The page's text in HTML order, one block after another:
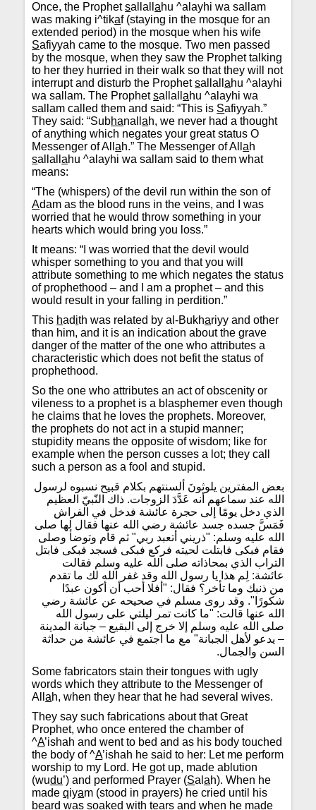
Once, the Prophetsallallahu ^alayhi wa sallam
was making i^tikaf (staying in the mosque for an
extended period) in the mosque when his wife
Safiyyah came to the mosque. Two men passed
by the mosque, when they saw the Prophet talking
to her they hurried in their walk so that they will not
interrupt and disturb the Prophetsallallahu ^alayhi
wa sallam. The Prophetsallallahu ^alayhi wa
sallam called them and said: “This is Safiyyah.”
They said: “Subhanallah, we never had a thought
of anything which negates your great status O
Messenger of Allah.” The Messenger of Allah
sallallahu ^alayhi wa sallam said to them what
means:
“The (whispers) of the devil run within the son of
Adam as the blood runs in the veins, and I was
worried that he would throw something in your
hearts which would bring you loss.”
It means: “I was worried that the devil would
whisper something to you and that you will
attribute something to me which negates the status
of prophethood – and I am a prophet – and this
would result in your falling in perdition.”
This hadith was related by al-Bukhariyy and other
than him, and it is an indication about the grave
danger of the matter of the one who attributes a
characteristic which does not befit the status of
prophethood.
So the one who attributes an act of obscenity or
vileness to a prophet is a blasphemer even though
he claims that he loves the prophets. Moreover,
the prophets do not act in a stupid manner;
stupidity means the opposite of wisdom; like for
example when the person cusses a lot; they call
such a person as a fool and stupid.
بعض المفترين يلوثونَ ألسنتهم بكلام قبيح نسبوه لرسول
الله عند سماعهم أنه عَدَّدَ الزوجات. ذاك النّبيّ العظيم
الذي دخل يومًا إلى حجرة عائشة فدخل في الفراش
فَمَسَّ جسده جسد عائشة رضي الله عنها فقال لها صلى
الله عليه وسلم: "ذريني أتعبد ربي" ثم قام وتوضأ وصلى
فقام فبكى فابتلت لحيته فركع فبكى فسجد فبكى فابتل
التراب الذي بمحاذاته صلى الله عليه وسلم فقالت
عائشة: لِم هذا يا رسول الله وقد غفر الله لك ما تقدم
من ذنبك وما تأخر؟ فقال: "أفلا أحب أن أكون عبدًا
شكورًا". وقد روى مسلم في صحيحه عن عائشة رضي
الله عنها قالت: "ما كانت تمر ليلتي على رسول الله
صلى الله عليه وسلم إلا خرج إلى البقيع – جبانة المدينة
– يدعو لأهل الجبانة" مع ما اجتمع في عائشة من حداثة
السن والجمال.
Some fabricators stain their tongues with ugly
words which they attribute to the Messenger of
Allah, when they hear that he had several wives.
They say such fabrications about that Great
Prophet, who once entered the chamber of
^A’ishah and went to bed and as his body touched
the body of ^A’ishah he said to her: Let me perform
worship to my Lord. He got up, made ablution
(wudu’) and performed Prayer (Salah). When he
madeqiyam (stood in prayers) he cried until his
beard was soaked with tears and when he made